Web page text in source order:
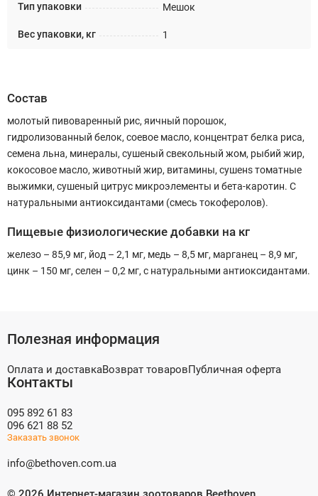
Тип упаковки Мешок
Вес упаковки, кг 1
Состав
молотый пивоваренный рис, яичный порошок,
гидролизованный белок, соевое масло, концентрат белка риса,
семена льна, минералы, сушеный свекольный жом, рыбий жир,
кокосовое масло, животный жир, витамины, сушенs томатные
выжимки, сушеный цитрус микроэлементы и бета-каротин. С
натуральными антиоксидантами (смесь токоферолов).
Пищевые физиологические добавки на кг
железо – 85,9 мг, йод – 2,1 мг, медь – 8,5 мг, марганец – 8,9 мг,
цинк – 150 мг, селен – 0,2 мг, с натуральными антиоксидантами.
Полезная информация
Оплата и доставкаВозврат товаровПубличная оферта
Контакты
095 892 61 83
096 621 88 52
Заказать звонок
info@bethoven.com.ua